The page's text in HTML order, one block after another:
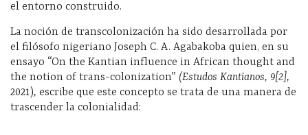
el entorno construido.
La noción de transcolonización ha sido desarrollada por
el filósofo nigeriano Joseph C. A. Agabakoba quien, en su
ensayo “On the Kantian influence in African thought and
the notion of trans-colonization” (Estudos Kantianos, 9[2],
2021), escribe que este concepto se trata de una manera de
trascender la colonialidad: